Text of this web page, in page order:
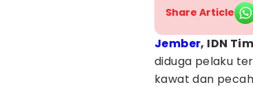
Share Article
Jember, IDN
diduga pelaku
kawat dan